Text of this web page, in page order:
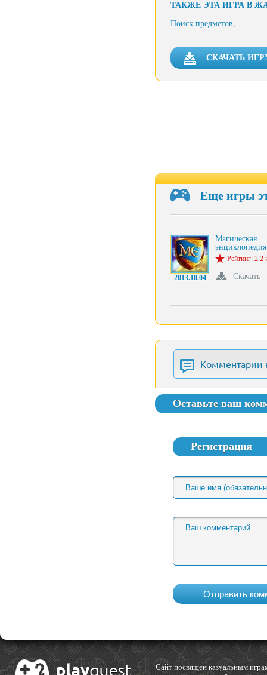
ТАКЖЕ ЭТА ИГРА В
Поиск предметов,
СКАЧАТЬ
Еще игры
2013.10.04
Магическая
Рейтинг: 2.2
Скачать
Комментарии
Оставьте ваш
Регистрация
Cайт посвящен казуальным